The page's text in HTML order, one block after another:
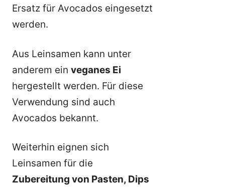
Ersatz für Avocados eingesetzt
werden.
Aus Leinsamen kann unter
anderem ein veganes Ei
hergestellt werden. Für diese
Verwendung sind auch
Avocados bekannt.
Weiterhin eignen sich
Leinsamen für die
Zubereitung von Pasten, Dips